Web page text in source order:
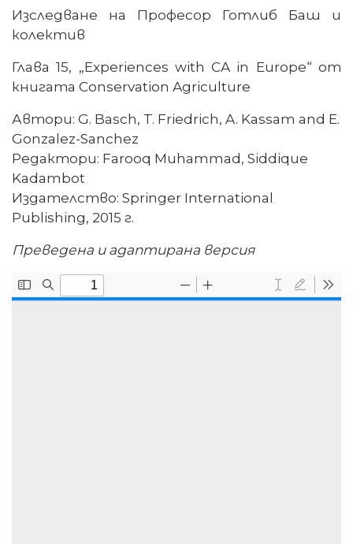
Изследване на Професор Готлиб Баш и
колектив
Глава 15, „Experiences with CA in Europe“ от
книгата Conservation Agriculture
Автори: G. Basch, T. Friedrich, A. Kassam and E.
Gonzalez-Sanchez
Редактори: Farooq Muhammad, Siddique
Kadambot
Издателство: Springer International
Publishing, 2015 г.
Преведена и адаптирана версия